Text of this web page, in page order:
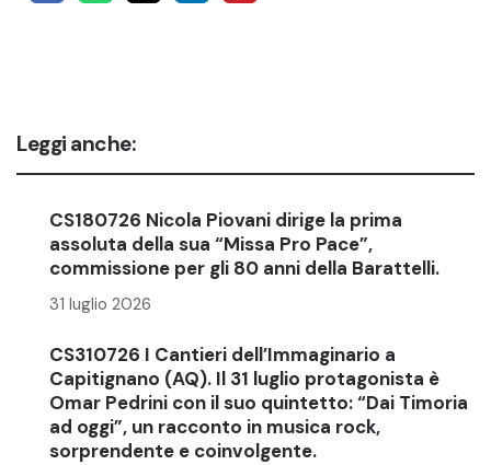
Leggi anche:
CS180726 Nicola Piovani dirige la prima
assoluta della sua “Missa Pro Pace”,
commissione per gli 80 anni della Barattelli.
31 luglio 2026
CS310726 I Cantieri dell’Immaginario a
Capitignano (AQ). Il 31 luglio protagonista è
Omar Pedrini con il suo quintetto: “Dai Timoria
ad oggi”, un racconto in musica rock,
sorprendente e coinvolgente.